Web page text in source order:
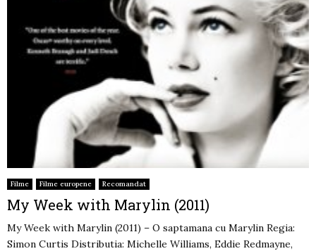
Filme Filme europene Recomandat
My Week with Marylin (2011)
My Week with Marylin (2011) – O saptamana cu Marylin Regia:
Simon Curtis Distributia: Michelle Williams, Eddie Redmayne,